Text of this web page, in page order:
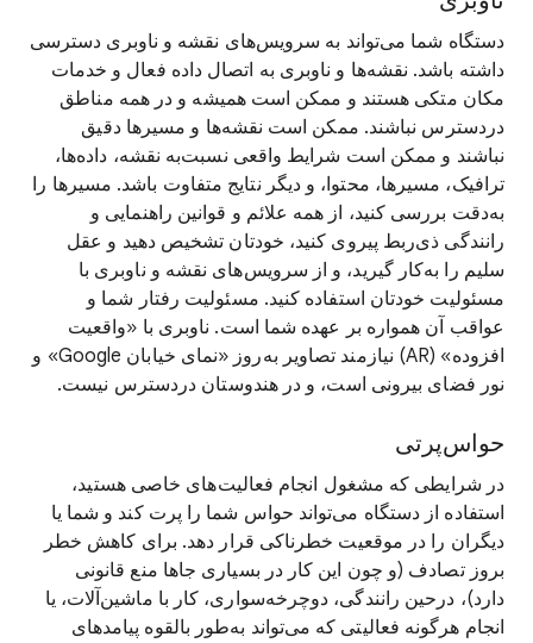
دستگاه شما می‌تواند به سرویس‌های نقشه و ناوبری دسترسی
داشته باشد. نقشه‌ها و ناوبری به اتصال داده فعال و خدمات
مکان متکی هستند و ممکن است همیشه و در همه مناطق
دردسترس نباشند. ممکن است نقشه‌ها و مسیرها دقیق
نباشند و ممکن است شرایط واقعی نسبت‌به نقشه، داده‌ها،
ترافیک، مسیرها، محتوا، و دیگر نتایج متفاوت باشد. مسیرها را
به‌دقت بررسی کنید، از همه علائم و قوانین راهنمایی و
رانندگی ذی‌ربط پیروی کنید، خودتان تشخیص دهید و عقل
سلیم را به‌کار گیرید، و از سرویس‌های نقشه و ناوبری با
مسئولیت خودتان استفاده کنید. مسئولیت رفتار شما و
عواقب آن همواره بر عهده شما است. ناوبری با «واقعیت
افزوده» (AR) نیازمند تصاویر به‌روز «نمای خیابان Google» و
نور فضای بیرونی است، و در هندوستان دردسترس نیست.
حواس‌پرتی
در شرایطی که مشغول انجام فعالیت‌های خاصی هستید،
استفاده از دستگاه می‌تواند حواس شما را پرت کند و شما یا
دیگران را در موقعیت خطرناکی قرار دهد. برای کاهش خطر
بروز تصادف (و چون این کار در بسیاری جاها منع قانونی
دارد)، درحین رانندگی، دوچرخه‌سواری، کار با ماشین‌آلات، یا
انجام هرگونه فعالیتی که می‌تواند به‌طور بالقوه پیامدهای